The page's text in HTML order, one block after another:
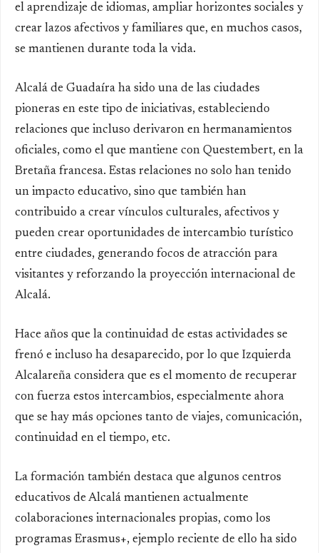
el aprendizaje de idiomas, ampliar horizontes sociales y
crear lazos afectivos y familiares que, en muchos casos,
se mantienen durante toda la vida.
Alcalá de Guadaíra ha sido una de las ciudades
pioneras en este tipo de iniciativas, estableciendo
relaciones que incluso derivaron en hermanamientos
oficiales, como el que mantiene con Questembert, en la
Bretaña francesa. Estas relaciones no solo han tenido
un impacto educativo, sino que también han
contribuido a crear vínculos culturales, afectivos y
pueden crear oportunidades de intercambio turístico
entre ciudades, generando focos de atracción para
visitantes y reforzando la proyección internacional de
Alcalá.
Hace años que la continuidad de estas actividades se
frenó e incluso ha desaparecido, por lo que Izquierda
Alcalareña considera que es el momento de recuperar
con fuerza estos intercambios, especialmente ahora
que se hay más opciones tanto de viajes, comunicación,
continuidad en el tiempo, etc.
La formación también destaca que algunos centros
educativos de Alcalá mantienen actualmente
colaboraciones internacionales propias, como los
programas Erasmus+, ejemplo reciente de ello ha sido